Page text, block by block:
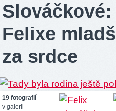
Felixe
za srdce
19 fotografií
v galerii